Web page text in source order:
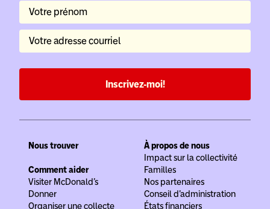
Votre prénom
Votre adresse courriel
Inscrivez-moi!
Nous trouver
Comment aider
Visiter McDonald’s
Donner
Organiser une collecte
À propos de nous
Impact sur la collectivité
Familles
Nos partenaires
Conseil d’administration
États financiers